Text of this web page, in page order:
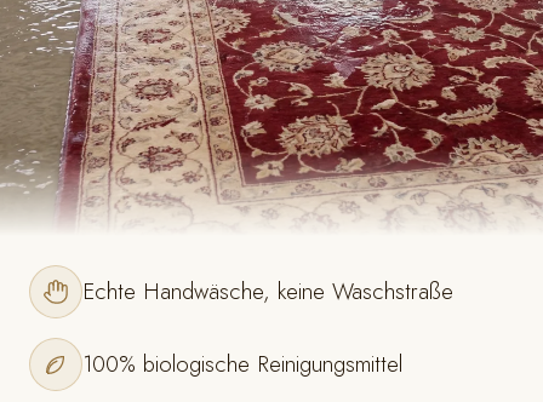
Echte Handwäsche, keine Waschstraße
100% biologische Reinigungsmittel